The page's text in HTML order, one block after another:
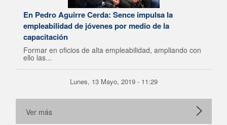
En Pedro Aguirre Cerda: Sence impulsa la
empleabilidad de jóvenes por medio de la
capacitación
Formar en oficios de alta empleabilidad, ampliando con
ello las...
Lunes, 13 Mayo, 2019 - 11:29
Ver más